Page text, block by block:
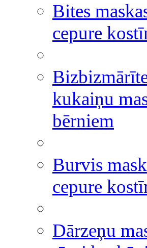
Bites
cepure
kukaiņu
bērniem
Burvis
cepure
Dārzeņu